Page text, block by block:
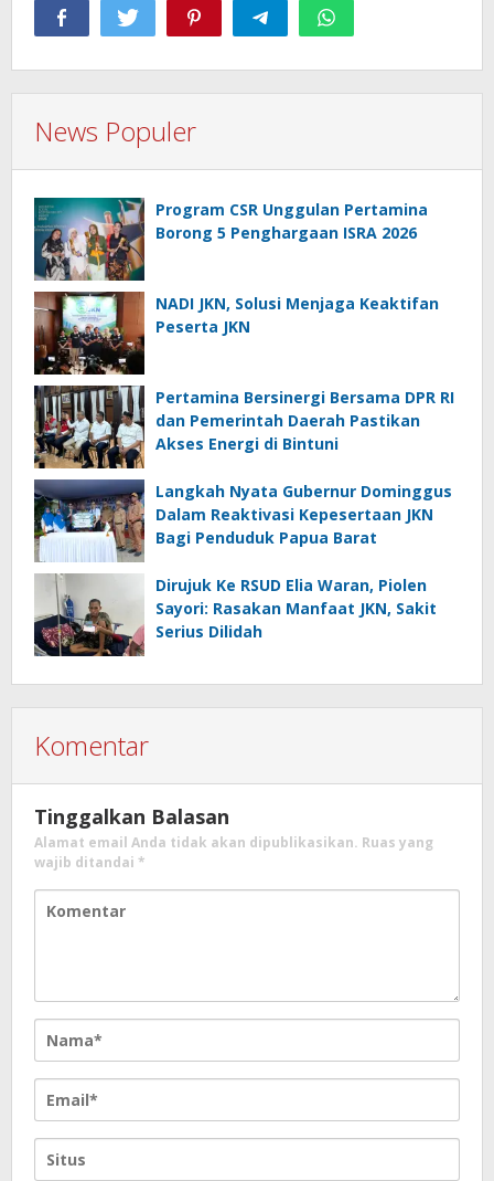
News Populer
Program CSR Unggulan Pertamina
Borong 5 Penghargaan ISRA 2026
NADI JKN, Solusi Menjaga Keaktifan
Peserta JKN
Pertamina Bersinergi Bersama DPR RI
dan Pemerintah Daerah Pastikan
Akses Energi di Bintuni
Langkah Nyata Gubernur Dominggus
Dalam Reaktivasi Kepesertaan JKN
Bagi Penduduk Papua Barat
Dirujuk Ke RSUD Elia Waran, Piolen
Sayori: Rasakan Manfaat JKN, Sakit
Serius Dilidah
Komentar
Tinggalkan Balasan
Alamat email Anda tidak akan dipublikasikan. Ruas yang
wajib ditandai *